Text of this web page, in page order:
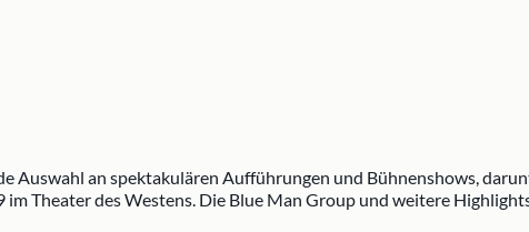
Auswahl an spektakulären Aufführungen und Bühnenshows,
Theater des Westens. Die Blue Man Group und weitere